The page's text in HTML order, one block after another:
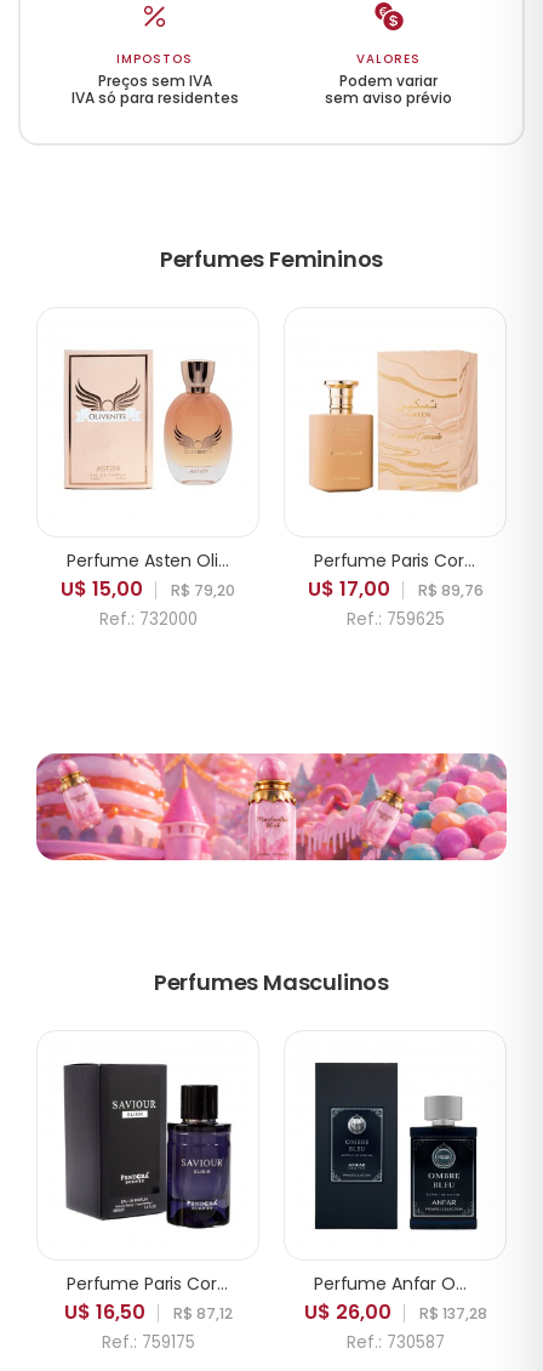
IMPOSTOS
Preços sem IVA
IVA só para residentes
VALORES
Podem variar
sem aviso prévio
Perfumes Femininos
Perfume Asten Olivenite EDP Feminino 100ml
U$ 15,00 R$ 79,20
Ref.: 732000
Perfume Paris Corner Taskeen Caramel Cascade EDP Feminino 100ml
U$ 17,00 R$ 89,76
Ref.: 759625
Perfumes Masculinos
Perfume Paris Corner Pendora Saviour Elixir EDP Masculino 100ml
U$ 16,50 R$ 87,12
Ref.: 759175
Perfume Anfar Ombre Bleu Extrait de Parfum Masculino 50ml
U$ 26,00 R$ 137,28
Ref.: 730587